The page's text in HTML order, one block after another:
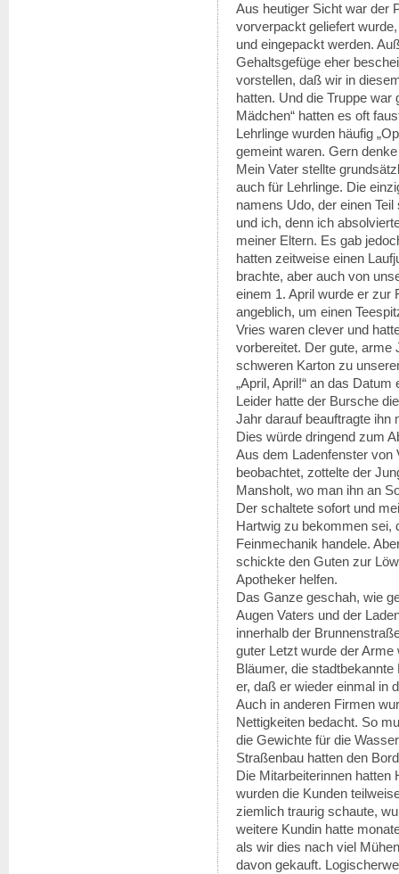
Aus heutiger Sicht war der
vorverpackt geliefert
und eingepackt werden.
Gehaltsgefüge eher
vorstellen, daß wir in
hatten. Und die Truppe war
Mädchen“ hatten es oft
Lehrlinge wurden häufig
gemeint waren. Gern
Mein Vater stellte
auch für Lehrlinge. Die
namens Udo, der einen
und ich, denn ich
meiner Eltern. Es gab
hatten zeitweise einen
brachte, aber auch von
einem 1. April wurde er zur
angeblich, um einen
Vries waren clever und
vorbereitet. Der gute, arme
schweren Karton zu
„April, April!“ an das Datum
Leider hatte der Bursche
Jahr darauf beauftragte ihn
Dies würde dringend zum
Aus dem Ladenfenster von
beobachtet, zottelte der
Mansholt, wo man ihn an
Der schaltete sofort und
Hartwig zu bekommen sei,
Feinmechanik handele.
schickte den Guten zur
Apotheker helfen.
Das Ganze geschah, wie
Augen Vaters und der
innerhalb der
guter Letzt wurde der
Bläumer, die
er, daß er wieder einmal in
Auch in anderen Firmen
Nettigkeiten bedacht. So
die Gewichte für die
Straßenbau hatten den
Die Mitarbeiterinnen hatten
wurden die Kunden
ziemlich traurig schaute,
weitere Kundin hatte
als wir dies nach viel
davon gekauft.